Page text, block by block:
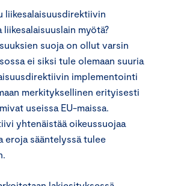
liikesalaisuusdirektiivin
myötä?
suoja on ollut varsin
ei siksi tule olemaan suuria
implementointi
merkityksellinen erityisesti
useissa EU-maissa.
yhtenäistää oikeussuojaa
eroja sääntelyssä tulee